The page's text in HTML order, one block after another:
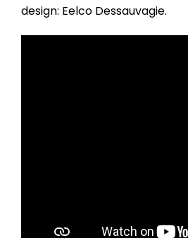
design: Eelco Dessauvagie.